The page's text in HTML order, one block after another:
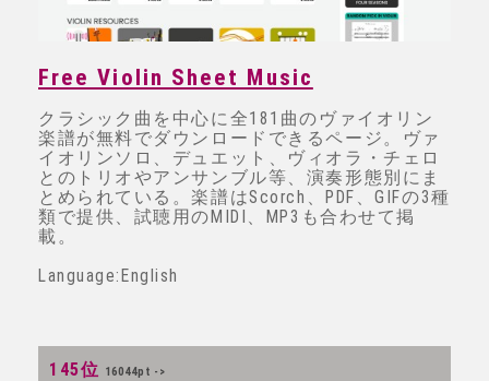
Free Violin Sheet Music
クラシック曲を中心に全181曲のヴァイオリン
楽譜が無料でダウンロードできるページ。ヴァ
イオリンソロ、デュエット、ヴィオラ・チェロ
とのトリオやアンサンブル等、演奏形態別にま
とめられている。楽譜はScorch、PDF、GIFの3種
類で提供、試聴用のMIDI、MP3も合わせて掲
載。
Language:English
145位 16044pt ->